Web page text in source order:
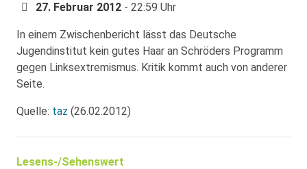
27. Februar 2012 - 22:59 Uhr
In einem Zwischenbericht lässt das Deutsche
Jugendinstitut kein gutes Haar an Schröders Programm
gegen Linksextremismus. Kritik kommt auch von anderer
Seite.
Quelle: taz (26.02.2012)
Lesens-/Sehenswert